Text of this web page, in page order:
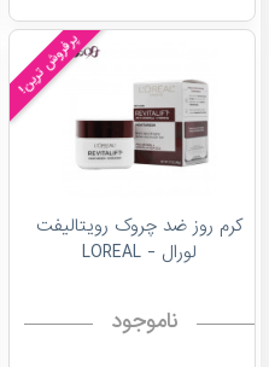
پرفروش ترین!
کرم روز ضد چروک رویتالیفت
لورال - LOREAL
ناموجود